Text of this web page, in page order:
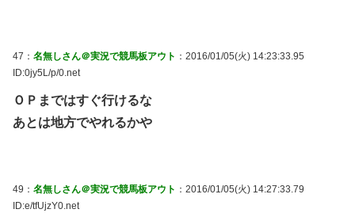
47： 名無しさん＠実況で競馬板アウト ：2016/01/05(火) 14:23:33.95
ID:0jy5L/p/0.net
ＯＰまではすぐ行けるな
あとは地方でやれるかや
49： 名無しさん＠実況で競馬板アウト ：2016/01/05(火) 14:27:33.79
ID:e/tfUjzY0.net